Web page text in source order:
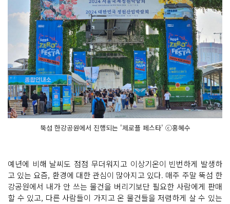
복
사
기 변
경
하
기
변
경
기
뚝섬 한강공원에서 진행되는 '제로플 페스타' ⓒ홍혜수
예년에 비해 날씨도 점점 무더워지고 이상기온이 빈번하게 발생하
고 있는 요즘, 환경에 대한 관심이 많아지고 있다. 매주 주말 뚝섬 한
강공원에서 내가 안 쓰는 물건을 버리기보단 필요한 사람에게 판매
할 수 있고, 다른 사람들이 가지고 온 물건들을 저렴하게 살 수 있는